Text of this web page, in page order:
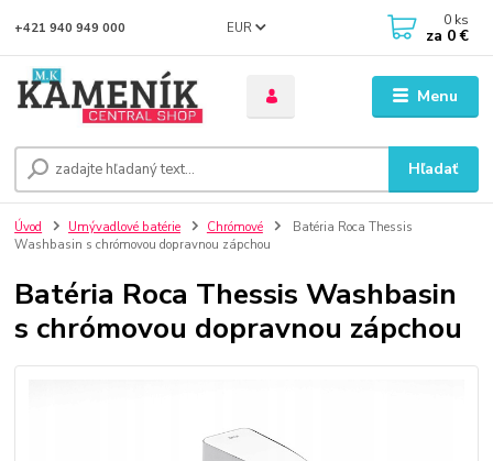
Menu
EUR
Hľadať
+421 940 949 000 0 ks
za 0 €
Úvod Umývadlové batérie Chrómové
Batéria Roca Thessis
Washbasin s chrómovou dopravnou zápchou
Batéria Roca Thessis Washbasin
s chrómovou dopravnou zápchou